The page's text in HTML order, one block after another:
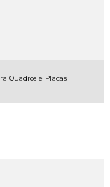
Quadros e Placas